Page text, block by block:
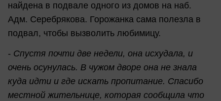
найдена в подвале одного из домов на наб.
Адм. Серебрякова. Горожанка сама полезла в
подвал, чтобы вызволить любимицу.
- Спустя почти две недели, она исхудала, и
очень осунулась. В чужом дворе она не знала
куда идти и где искать пропитание. Спасибо
местной жительнице, которая сообщила что